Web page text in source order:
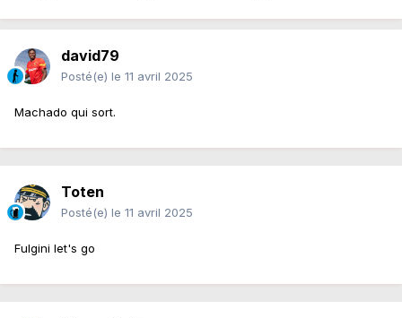
david79
Posté(e) le 11 avril 2025
Machado qui sort.
Toten
Posté(e) le 11 avril 2025
Fulgini let's go